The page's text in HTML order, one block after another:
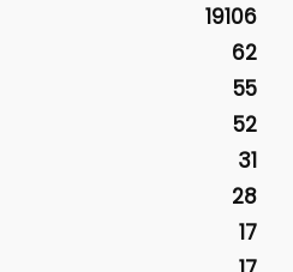
19106
62
55
52
31
28
17